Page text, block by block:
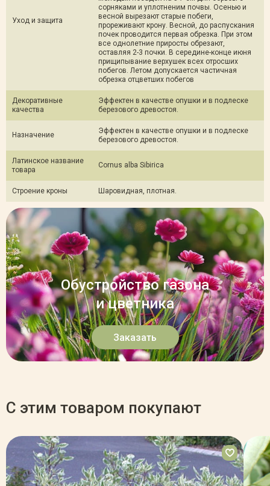
Уход и защита
сорняками и уплотненим почвы. Осенью и
весной вырезают старые побеги,
прореживают крону. Весной, до распускания
почек проводится первая обрезка. При этом
все однолетние приросты обрезают,
оставляя 2-3 почки. В середине-конце июня
прищипывание верхушек всех отросших
побегов. Летом допускается частичная
обрезка отцветших побегов
Декоративные
качества
Эффектен в качестве опушки и в подлеске
березового древостоя.
Назначение
Эффектен в качестве опушки и в подлеске
березового древостоя.
Латинское название
товара
Cornus alba Sibirica
Строение кроны Шаровидная, плотная.
Обустройство газона
и цветника
Заказать
С этим товаром покупают